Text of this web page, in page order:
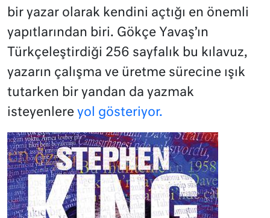
bir yazar olarak kendini açtığı en önemli
yapıtlarından biri. Gökçe Yavaş’ın
Türkçeleştirdiği 256 sayfalık bu kılavuz,
yazarın çalışma ve üretme sürecine ışık
tutarken bir yandan da yazmak
isteyenlere yol gösteriyor.